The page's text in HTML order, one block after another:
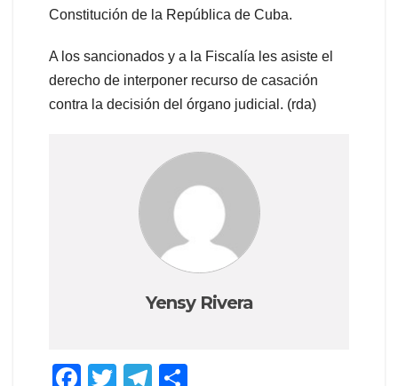
Constitución de la República de Cuba.
A los sancionados y a la Fiscalía les asiste el
derecho de interponer recurso de casación
contra la decisión del órgano judicial. (rda)
Yensy Rivera
F T T